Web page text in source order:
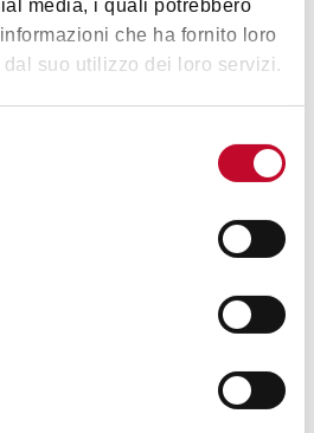
media, i quali potrebbero
che ha fornito loro
suo utilizzo dei loro servizi.